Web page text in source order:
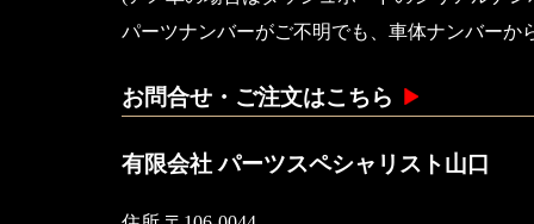
パーツナンバーがご不明でも、車体ナンバー
お問合せ・ご注文はこちら
有限会社 パーツスペシャリスト山口